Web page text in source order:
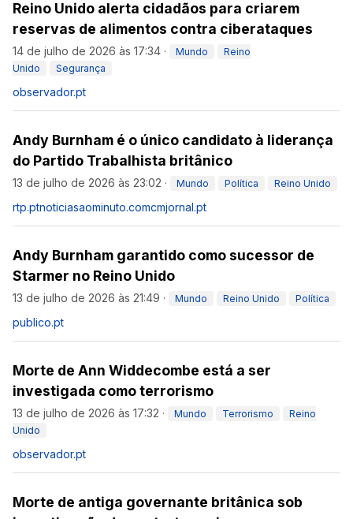
Reino Unido alerta cidadãos para criarem
reservas de alimentos contra ciberataques
14 de julho de 2026 às 17:34 · Mundo
Reino
Unido
Segurança
observador.pt
Andy Burnham é o único candidato à liderança
do Partido Trabalhista britânico
13 de julho de 2026 às 23:02 · Mundo Política Reino Unido
rtp.ptnoticiasaominuto.comcmjornal.pt
Andy Burnham garantido como sucessor de
Starmer no Reino Unido
13 de julho de 2026 às 21:49 · Mundo Reino Unido Política
publico.pt
Morte de Ann Widdecombe está a ser
investigada como terrorismo
13 de julho de 2026 às 17:32 · Mundo Terrorismo
Reino
Unido
observador.pt
Morte de antiga governante britânica sob